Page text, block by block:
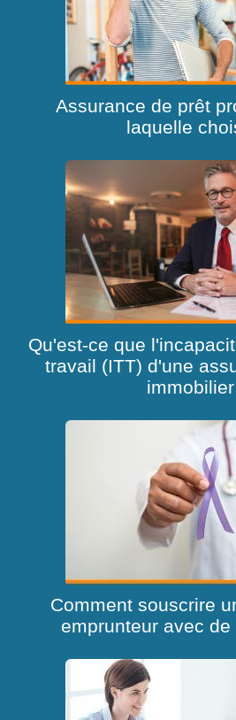
Assurance de prêt
laquelle
Qu'est-ce que
travail (ITT) d'une
Comment souscrire
emprunteur avec